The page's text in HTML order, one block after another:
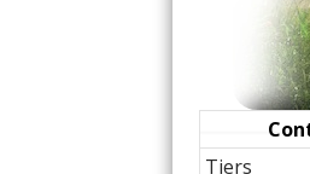
19/20
Tiers